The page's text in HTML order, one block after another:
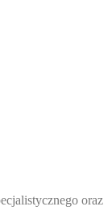
oraz